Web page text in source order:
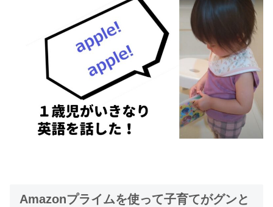
Amazonプライムを使って子育てがグンと